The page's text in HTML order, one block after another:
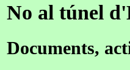
No al túnel
Documents,